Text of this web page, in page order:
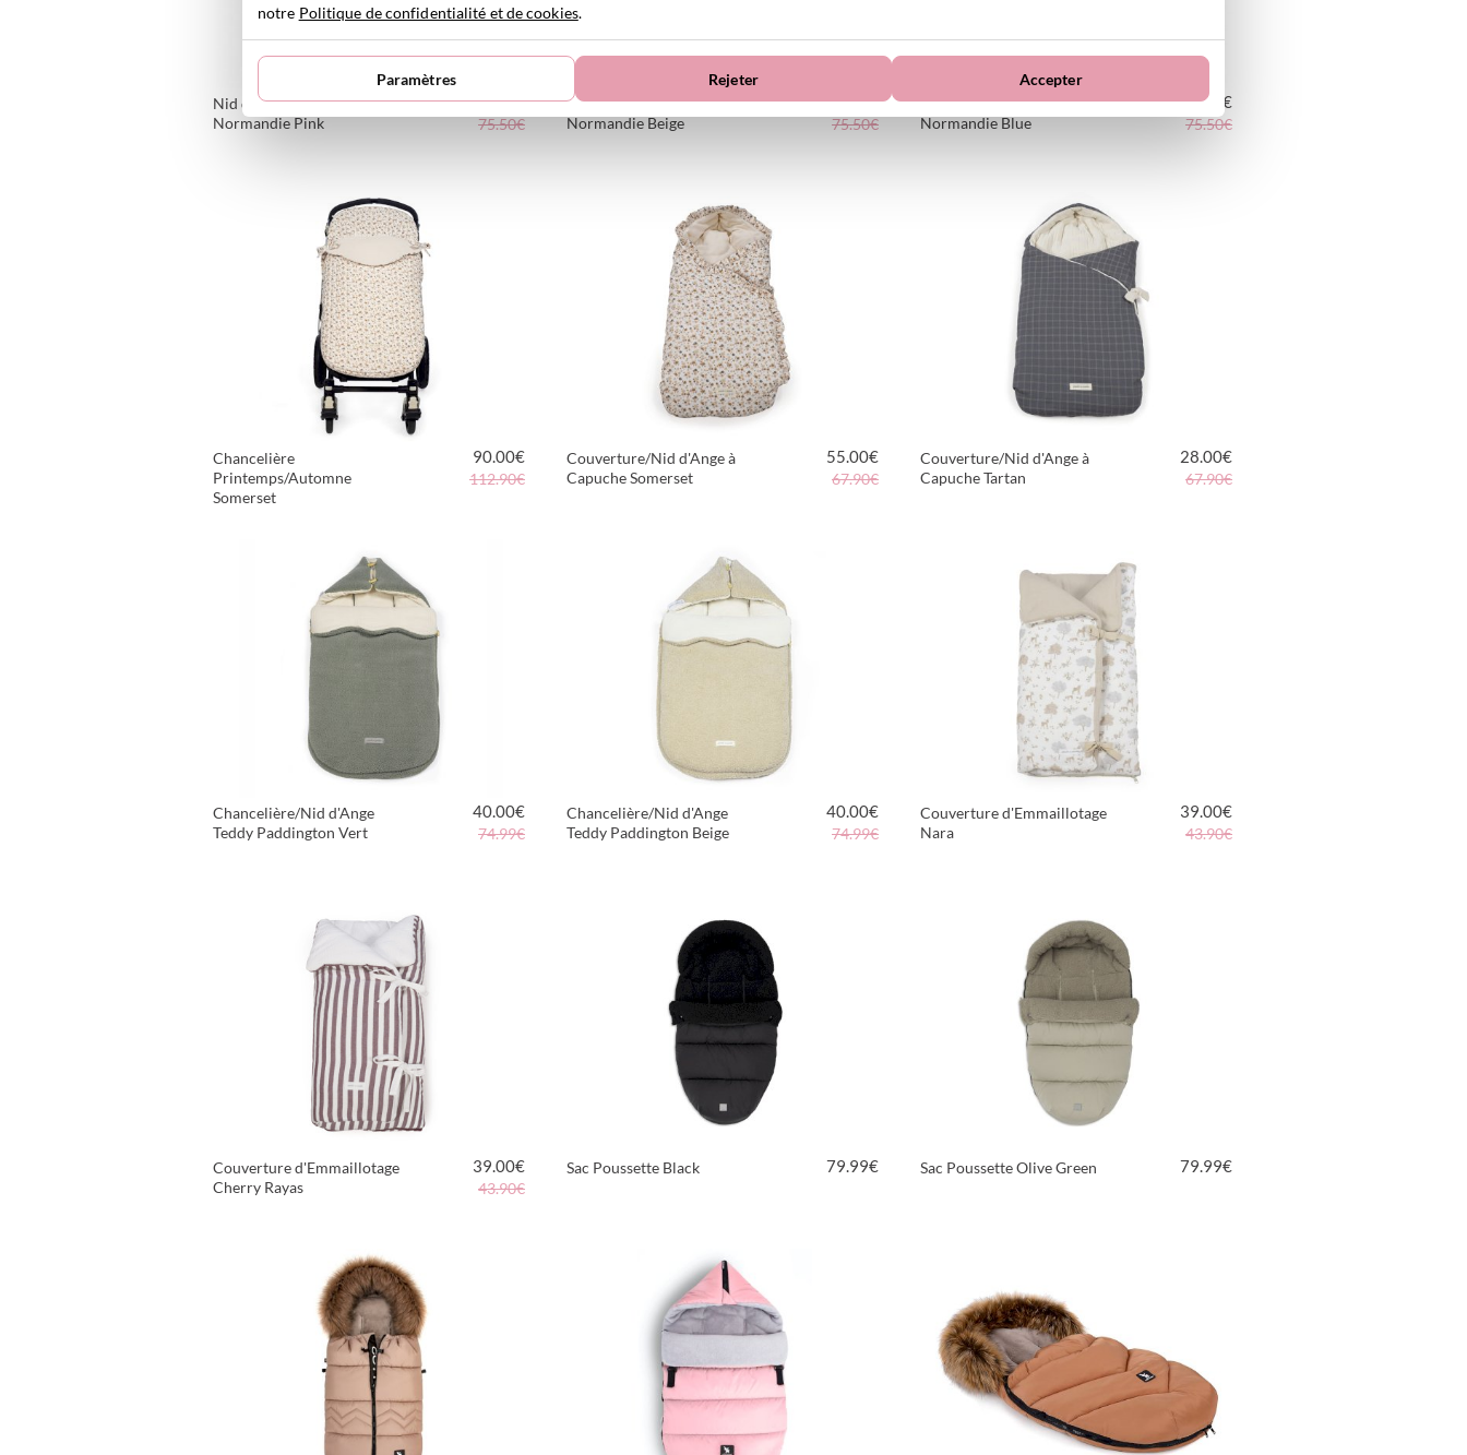
Nid d'Ange Tricot Groupe 0
Normandie Pink
59.00€
75.50€
Nid d'Ange Tricot Groupe 0
Normandie Beige
59.00€
75.50€
Nid d'Ange Tricot Groupe 0
Normandie Blue
59.00 €
75.50€
Chancelière
Printemps/Automne
Somerset
90.00€
112.90€
Couverture/Nid d'Ange à
Capuche Somerset
55.00€
67.90€
Couverture/Nid d'Ange à
Capuche Tartan
28.00€
67.90€
Chancelière/Nid d'Ange
Teddy Paddington Vert
40.00€
74.99€
Chancelière/Nid d'Ange
Teddy Paddington Beige
40.00€
74.99€
Couverture d'Emmaillotage
Nara
39.00€
43.90€
Couverture d'Emmaillotage
Cherry Rayas
39.00€
43.90€
Sac Poussette Black 79.99€ Sac Poussette Olive Green 79.99€
notre Politique de confidentialité et de cookies.
Paramètres Rejeter Accepter